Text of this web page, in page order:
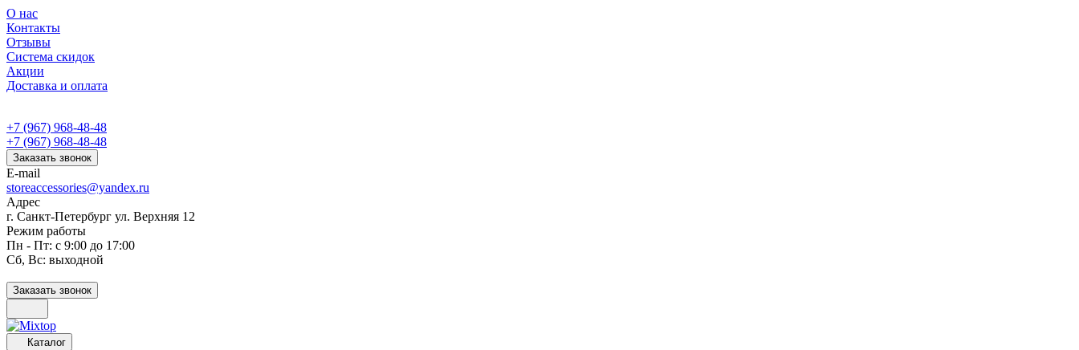
О нас
Контакты
Отзывы
Система скидок
Акции
Доставка и оплата
+7 (967) 968-48-48
+7 (967) 968-48-48
Заказать звонок
E-mail
storeaccessories@yandex.ru
Адрес
г. Санкт-Петербург ул. Верхняя 12
Режим работы
Пн - Пт: с 9:00 до 17:00
Сб, Вс: выходной
Заказать звонок
Каталог